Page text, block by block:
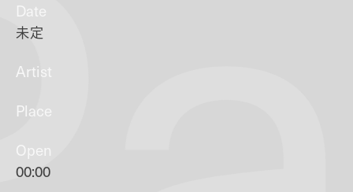
Date
未定
Artist
Place
Open
00:00